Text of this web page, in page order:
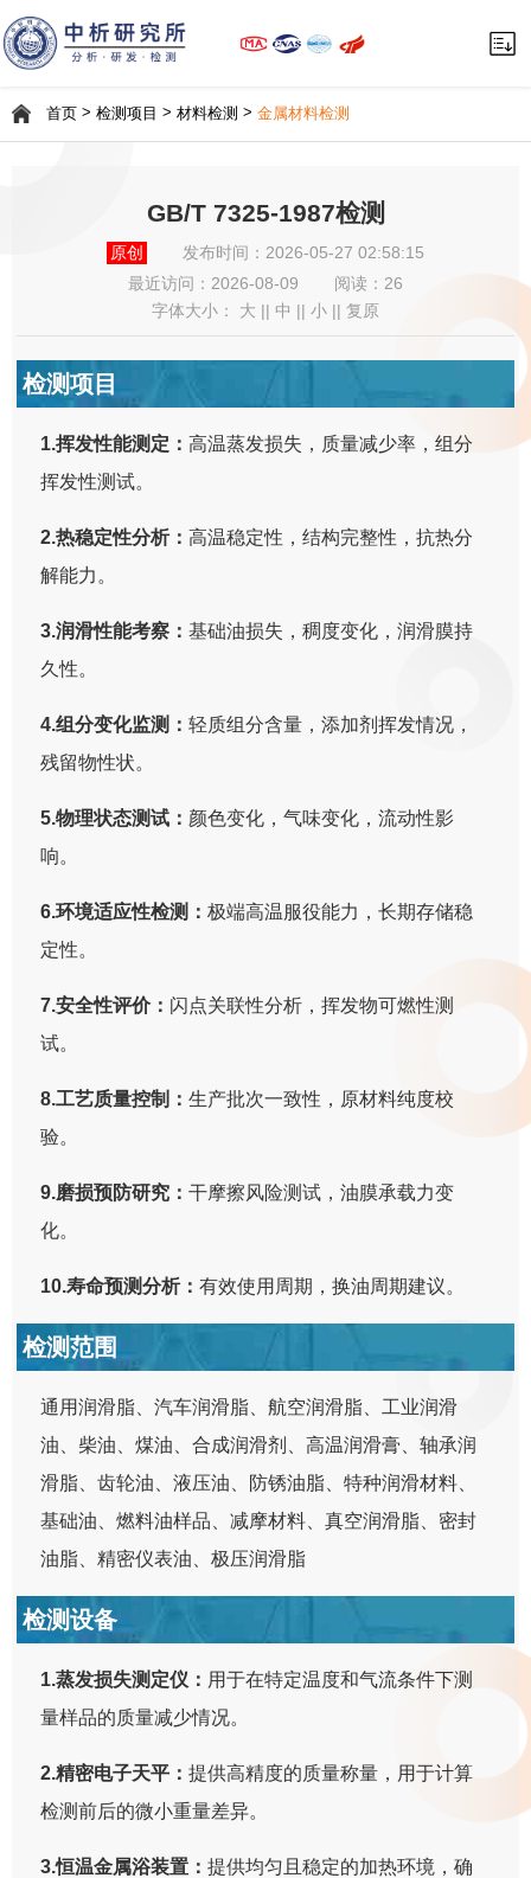
首页> 检测项目 > 材料检测 > 金属材料检测
GB/T 7325-1987检测
原创
发布时间：2026-05-27 02:58:15
最近访问：2026-08-09
阅读：26
字体大小： 大 中 小 复原
检测项目
1.挥发性能测定：高温蒸发损失，质量减少率，组分
挥发性测试。
2.热稳定性分析：高温稳定性，结构完整性，抗热分
解能力。
3.润滑性能考察：基础油损失，稠度变化，润滑膜持
久性。
4.组分变化监测：轻质组分含量，添加剂挥发情况，
残留物性状。
5.物理状态测试： 颜色变化，气味变化，流动性影
响。
6.环境适应性检测：极端高温服役能力，长期存储稳
定性。
7.安全性评价： 闪点关联性分析，挥发物可燃性测
试。
8.工艺质量控制：生产批次一致性，原材料纯度校
验。
9.磨损预防研究：干摩擦风险测试，油膜承载力变
化。
10.寿命预测分析：有效使用周期，换油周期建议。
检测范围
通用润滑脂、汽车润滑脂、航空润滑脂、工业润滑
油、柴油、煤油、合成润滑剂、高温润滑膏、轴承润
滑脂、齿轮油、液压油、防锈油脂、特种润滑材料、
基础油、燃料油样品、减摩材料、真空润滑脂、密封
油脂、精密仪表油、极压润滑脂
检测设备
1.蒸发损失测定仪： 用于在特定温度和气流条件下测
量样品的质量减少情况。
2.精密电子天平：提供高精度的质量称量，用于计算
检测前后的微小重量差异。
3.恒温金属浴装置：提供均匀且稳定的加热环境，确